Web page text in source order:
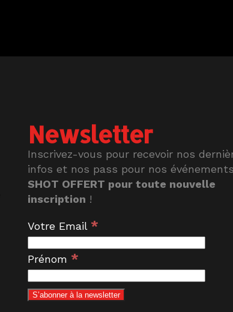
Newsletter
Inscrivez-vous pour recevoir nos
infos et nos pass pour nos
SHOT OFFERT pour toute nouvelle
inscription !
Votre Email *
Prénom *